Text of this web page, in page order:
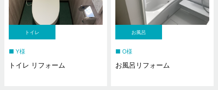
トイレ
Y様
トイレ リフォーム
お風呂
O様
お風呂リフォーム